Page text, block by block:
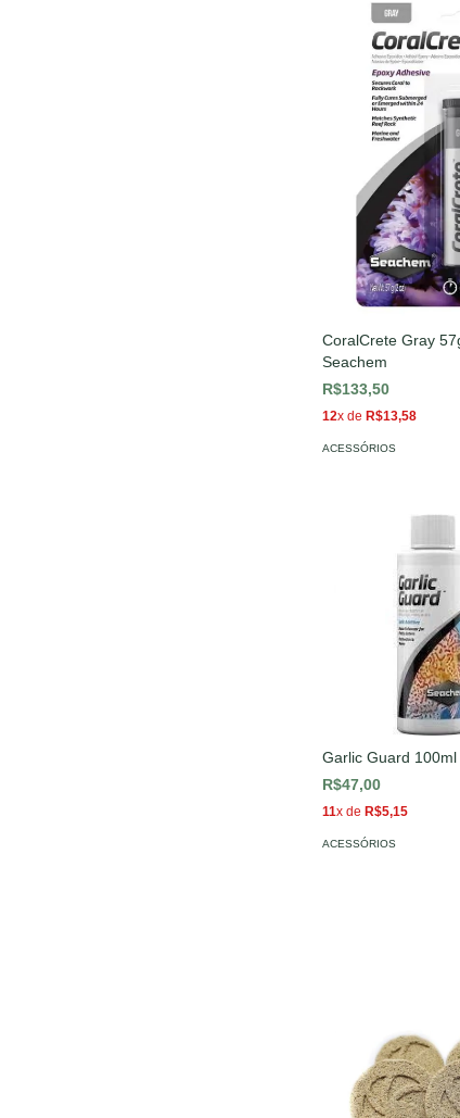
CoralCrete Gray
Seachem
R$133,50
12x de R$13,58
ACESSÓRIOS
Garlic Guard
R$47,00
11x de R$5,15
ACESSÓRIOS